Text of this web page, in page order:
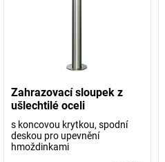
Zahrazovací sloupek z
ušlechtilé oceli
s koncovou krytkou, spodní
deskou pro upevnění
hmoždinkami